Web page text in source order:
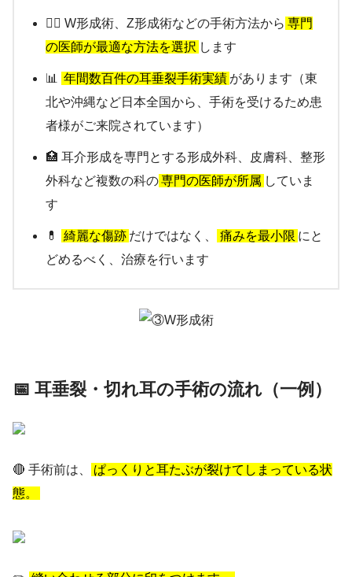
👨‍⚕️ W形成術、Z形成術などの手術方法から 専門
の医師が最適な方法を選択 します
📊 年間数百件の耳垂裂手術実績 があります（東
北や沖縄など日本全国から、手術を受けるため患
者様がご来院されています）
🏥 耳介形成を専門とする形成外科、皮膚科、整形
外科など複数の科の専門の医師が所属 していま
す
💊 綺麗な傷跡 だけではなく、 痛みを最小限 にと
どめるべく、治療を行います
📅 耳垂裂・切れ耳の手術の流れ（一例）
🔴 手術前は、
ぱっくりと耳たぶが裂けてしまっている状
態。